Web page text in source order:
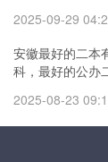
2025-09-29
安徽最好的二本
科，最好的公办
2025-08-23